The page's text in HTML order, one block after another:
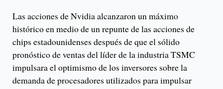
Las acciones de Nvidia alcanzaron un máximo
histórico en medio de un repunte de las acciones de
chips estadounidenses después de que el sólido
pronóstico de ventas del líder de la industria TSMC
impulsara el optimismo de los inversores sobre la
demanda de procesadores utilizados para impulsar